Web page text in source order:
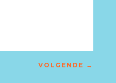
VOLGENDE →